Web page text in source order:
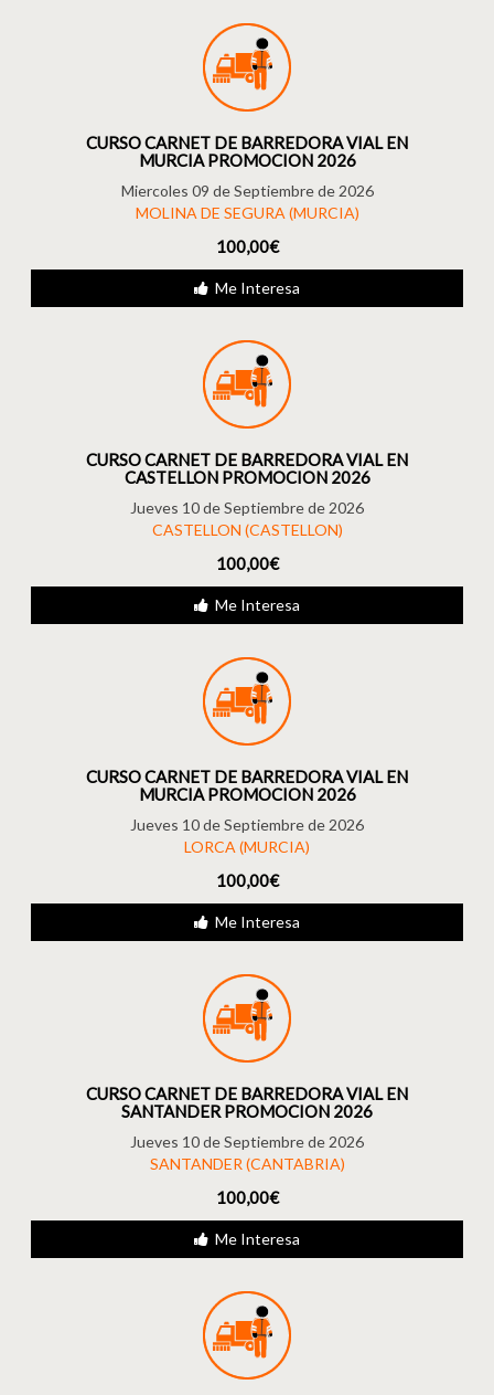
CURSO CARNET DE BARREDORA VIAL EN
MURCIA PROMOCION 2026
Miercoles 09 de Septiembre de 2026
MOLINA DE SEGURA (MURCIA)
100,00€
Me Interesa
CURSO CARNET DE BARREDORA VIAL EN
CASTELLON PROMOCION 2026
Jueves 10 de Septiembre de 2026
CASTELLON (CASTELLON)
100,00€
Me Interesa
CURSO CARNET DE BARREDORA VIAL EN
MURCIA PROMOCION 2026
Jueves 10 de Septiembre de 2026
LORCA (MURCIA)
100,00€
Me Interesa
CURSO CARNET DE BARREDORA VIAL EN
SANTANDER PROMOCION 2026
Jueves 10 de Septiembre de 2026
SANTANDER (CANTABRIA)
100,00€
Me Interesa